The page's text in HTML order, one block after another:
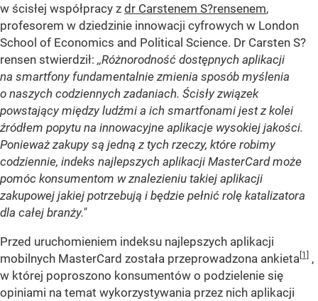
w ścisłej współpracy z dr Carstenem S?rensenem,
profesorem w dziedzinie innowacji cyfrowych w London
School of Economics and Political Science. Dr Carsten S?
rensen stwierdził: ,,Różnorodność dostępnych aplikacji
na smartfony fundamentalnie zmienia sposób myślenia
o naszych codziennych zadaniach. Ścisły związek
powstający między ludźmi a ich smartfonami jest z kolei
źródłem popytu na innowacyjne aplikacje wysokiej jakości.
Ponieważ zakupy są jedną z tych rzeczy, które robimy
codziennie, indeks najlepszych aplikacji MasterCard może
pomóc konsumentom w znalezieniu takiej aplikacji
zakupowej jakiej potrzebują i będzie pełnić rolę katalizatora
dla całej branży."
Przed uruchomieniem indeksu najlepszych aplikacji
mobilnych MasterCard została przeprowadzona ankieta [1]
,
w której poproszono konsumentów o podzielenie się
opiniami na temat wykorzystywania przez nich aplikacji